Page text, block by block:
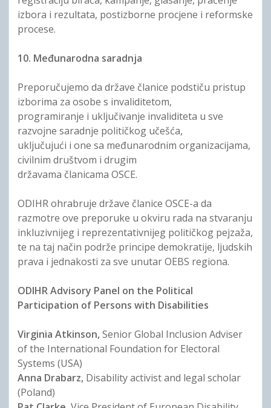
izbora i rezultata, postizborne procjene i reformske
procese.
10. Međunarodna saradnja
Preporučujemo da države članice podstiču pristup
izborima za osobe s invaliditetom,
programiranje i uključivanje invaliditeta u sve
razvojne saradnje političkog učešća,
uključujući i one sa međunarodnim organizacijama,
civilnim društvom i drugim
državama članicama OSCE.
ODIHR ohrabruje države članice OSCE-a da
razmotre ove preporuke u okviru rada na stvaranju
inkluzivnijeg i reprezentativnijeg političkog pejzaža,
te na taj način podrže principe demokratije, ljudskih
prava i jednakosti za sve unutar OEBS regiona.
ODIHR Advisory Panel on the Political
Participation of Persons with Disabilities
Virginia Atkinson,Senior Global Inclusion Adviser
of the International Foundation for Electoral
Systems (USA)
Anna Drabarz,Disability activist and legal scholar
(Poland)